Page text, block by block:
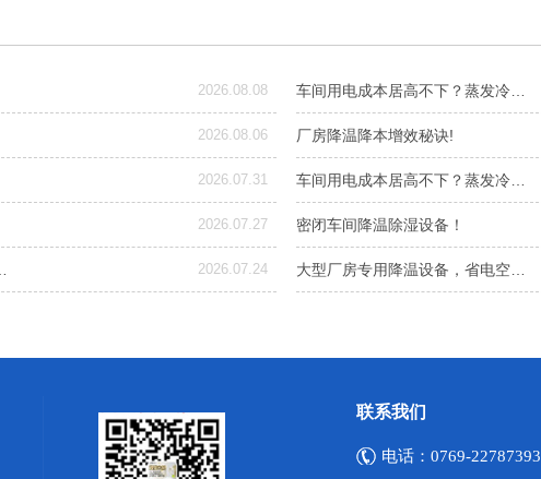
2026.08.08 车间用电成本居高不下？蒸发冷…
2026.08.06 厂房降温降本增效秘诀!
2026.07.31 车间用电成本居高不下？蒸发冷…
2026.07.27 密闭车间降温除湿设备！
2026.07.24 大型厂房专用降温设备，省电空…
联系我们
电话：0769-22787393